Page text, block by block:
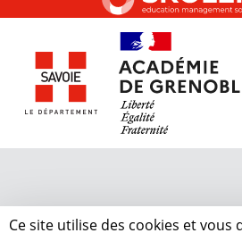
Ce site utilise des cookies et